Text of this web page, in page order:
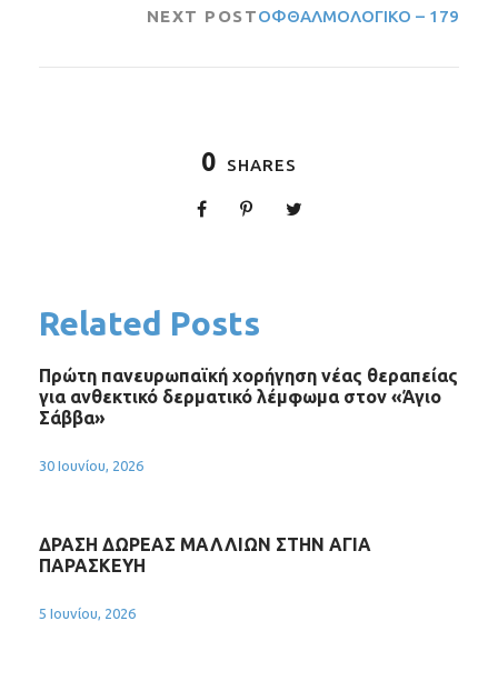
NEXT POSTΟΦΘΑΛΜΟΛΟΓΙΚΟ – 179
0 SHARES
Related Posts
Πρώτη πανευρωπαϊκή χορήγηση νέας θεραπείας
για ανθεκτικό δερματικό λέμφωμα στον «Άγιο
Σάββα»
30 Ιουνίου, 2026
ΔΡΑΣΗ ΔΩΡΕΑΣ ΜΑΛΛΙΩΝ ΣΤΗΝ ΑΓΙΑ
ΠΑΡΑΣΚΕΥΗ
5 Ιουνίου, 2026